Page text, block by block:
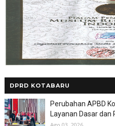
DPRD KOTABARU
Perubahan APBD
Layanan Dasar